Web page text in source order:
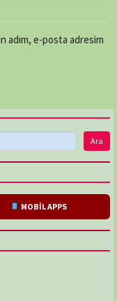
adım, e-posta adresim
Ara
MOBİL APPS